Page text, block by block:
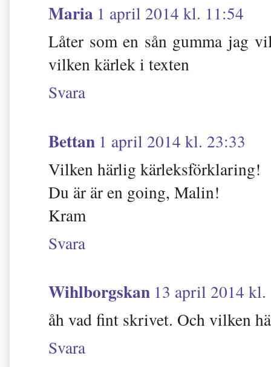
Maria 1 april 2014 kl. 11:54
Låter som en sån gumma jag
vilken kärlek i texten
Svara
Bettan 1 april 2014 kl. 23:33
Vilken härlig kärleksförklaring!
Du är är en going, Malin!
Kram
Svara
Wihlborgskan 13 april 2014 kl.
åh vad fint skrivet. Och vilken
Svara